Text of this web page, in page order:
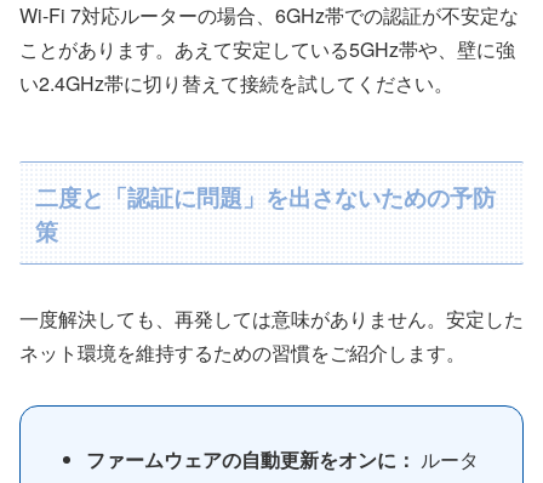
Wi-Fi 7対応ルーターの場合、6GHz帯での認証が不安定な
ことがあります。あえて安定している5GHz帯や、壁に強
い2.4GHz帯に切り替えて接続を試してください。
二度と「認証に問題」を出さないための予防
策
一度解決しても、再発しては意味がありません。安定した
ネット環境を維持するための習慣をご紹介します。
ファームウェアの自動更新をオンに： ルータ